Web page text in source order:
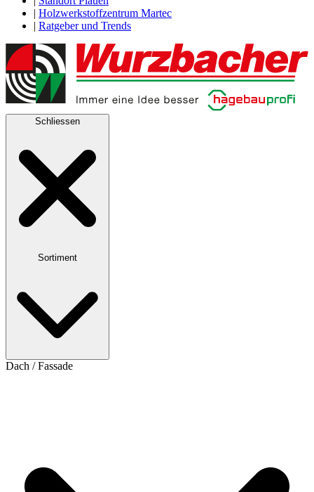
| Holzwerkstoffzentrum Martec
| Ratgeber und Trends
Schliessen
Sortiment
Dach / Fassade